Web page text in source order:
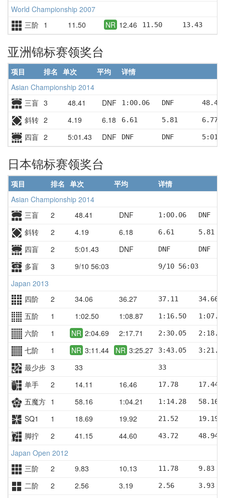
World Championship 2007
三阶 1 11.50 NR 12.46 11.50     13.43
亚洲锦标赛领奖台
项目 排名 单次 平均
详情
Asian Championship 2014
三盲 3 48.41 DNF 1:00.06   DNF       48.41
斜转 2 4.19 6.18 6.61      5.81      6.77
四盲 2 5:01.43 DNF DNF       DNF
日本锦标赛领奖台
项目 排名 单次 平均
详情
Asian Championship 2014
三盲
2 48.41 DNF 1:00.06   DNF
斜转 2 4.19 6.18 6.61      5.81
四盲 2 5:01.43 DNF DNF       DNF
多盲 3 9/10 56:03 9/10 56:03
Japan 2013
四阶
2 34.06 36.27 37.11
五阶 1 1:02.50 1:08.87 1:16.50
六阶 1 NR 2:04.69 2:17.71 2:30.05
七阶 1 NR 3:11.44 NR 3:25.27 3:43.05
最少步 3 33 33
单手 2 14.11 16.46 17.78
五魔方 1 58.16 1:04.21 1:14.28
SQ1 1 18.69 19.92 21.52
脚拧 2 41.15 44.60 43.72     48.94
Japan Open 2012
三阶
2 9.83 10.13 11.78     9.83
二阶 2 2.56 3.19 2.56      3.93